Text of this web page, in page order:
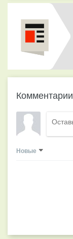
Комментарии
Новые